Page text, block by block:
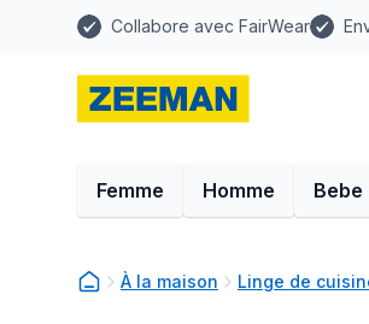
Collabore avec FairWear
Femme Homme Bebe
À la maison Linge de